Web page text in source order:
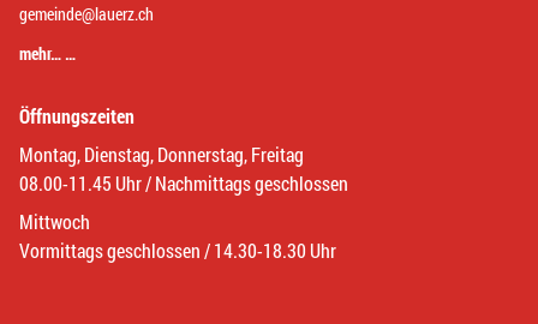
gemeinde@lauerz.ch
mehr… …
Öffnungszeiten
Montag, Dienstag, Donnerstag, Freitag
08.00-11.45 Uhr / Nachmittags geschlossen
Mittwoch
Vormittags geschlossen / 14.30-18.30 Uhr